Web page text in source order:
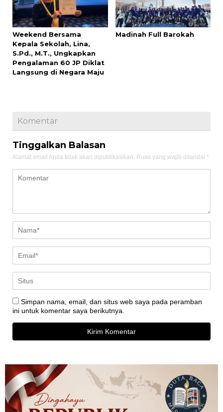
Weekend Bersama
Kepala Sekolah, Lina,
S.Pd., M.T., Ungkapkan
Pengalaman 60 JP Diklat
Langsung di Negara Maju
Madinah Full Barokah
Komentar
Tinggalkan Balasan
Alamat email Anda tidak akan dipublikasikan. Ruas yang wajib ditandai *
Simpan nama, email, dan situs web saya pada peramban
ini untuk komentar saya berikutnya.